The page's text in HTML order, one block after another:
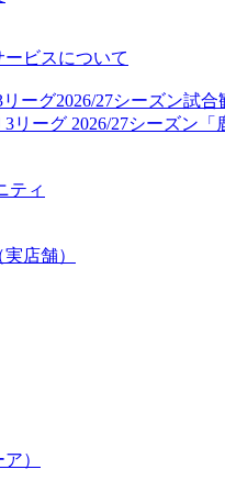
ア）
ビスについて
ーグ2026/27シーズン試合
リーグ 2026/27シーズン「
ティ
店舗）
）